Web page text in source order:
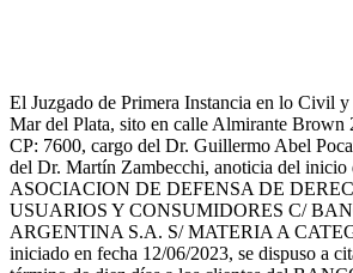
El Juzgado de Primera Instancia en lo Civil
Mar del Plata, sito en calle Almirante Brown
CP: 7600, cargo del Dr. Guillermo Abel
del Dr. Martín Zambecchi, anoticia del inicio
ASOCIACION DE DEFENSA DE
USUARIOS Y CONSUMIDORES C/
ARGENTINA S.A. S/ MATERIA A
iniciado en fecha 12/06/2023, se dispuso a